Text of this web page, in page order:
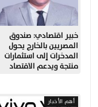
خبير اقتصادي: صندوق
المصريين بالخارج يحول
المدخرات إلى استثمارات
منتجة ويدعم الاقتصاد
أهم الأخبار